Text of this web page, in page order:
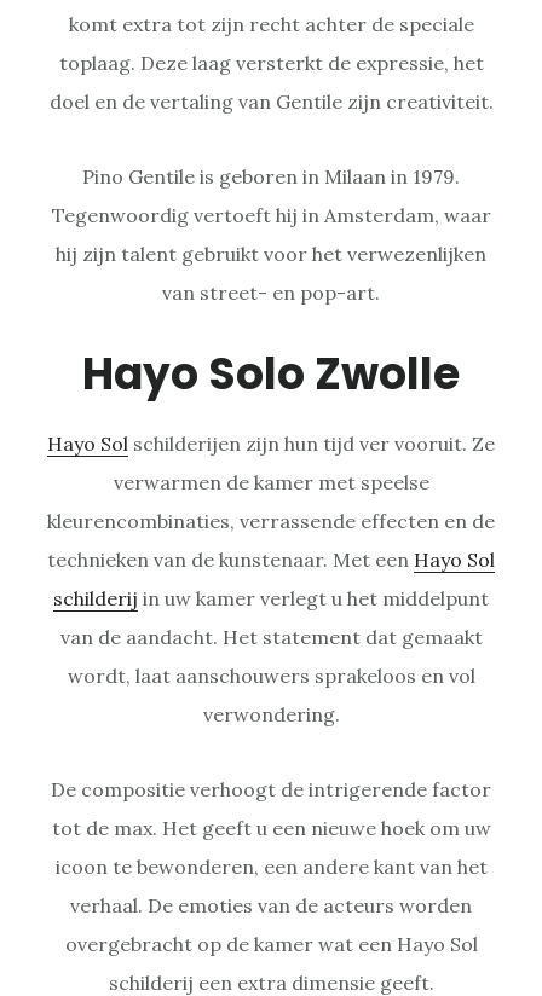
komt extra tot zijn recht achter de speciale
toplaag. Deze laag versterkt de expressie, het
doel en de vertaling van Gentile zijn creativiteit.
Pino Gentile is geboren in Milaan in 1979.
Tegenwoordig vertoeft hij in Amsterdam, waar
hij zijn talent gebruikt voor het verwezenlijken
van street- en pop-art.
Hayo Solo Zwolle
Hayo Sol schilderijen zijn hun tijd ver vooruit. Ze
verwarmen de kamer met speelse
kleurencombinaties, verrassende effecten en de
technieken van de kunstenaar. Met een Hayo Sol
schilderij in uw kamer verlegt u het middelpunt
van de aandacht. Het statement dat gemaakt
wordt, laat aanschouwers sprakeloos en vol
verwondering.
De compositie verhoogt de intrigerende factor
tot de max. Het geeft u een nieuwe hoek om uw
icoon te bewonderen, een andere kant van het
verhaal. De emoties van de acteurs worden
overgebracht op de kamer wat een Hayo Sol
schilderij een extra dimensie geeft.